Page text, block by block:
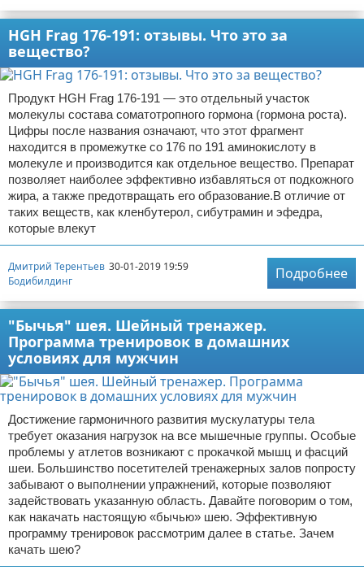
HGH Frag 176-191: отзывы. Что это за
вещество?
Продукт HGH Frag 176-191 — это отдельный участок
молекулы состава соматотропного гормона (гормона роста).
Цифры после названия означают, что этот фрагмент
находится в промежутке со 176 по 191 аминокислоту в
молекуле и производится как отдельное вещество. Препарат
позволяет наиболее эффективно избавляться от подкожного
жира, а также предотвращать его образование.В отличие от
таких веществ, как кленбутерол, сибутрамин и эфедра,
которые влекут
Дмитрий Терентьев 30-01-2019 19:59
Бодибилдинг
Подробнее
"Бычья" шея. Шейный тренажер.
Программа тренировок в домашних
условиях для мужчин
Достижение гармоничного развития мускулатуры тела
требует оказания нагрузок на все мышечные группы. Особые
проблемы у атлетов возникают с прокачкой мышц и фасций
шеи. Большинство посетителей тренажерных залов попросту
забывают о выполнении упражнений, которые позволяют
задействовать указанную область. Давайте поговорим о том,
как накачать настоящую «бычью» шею. Эффективную
программу тренировок рассмотрим далее в статье. Зачем
качать шею?